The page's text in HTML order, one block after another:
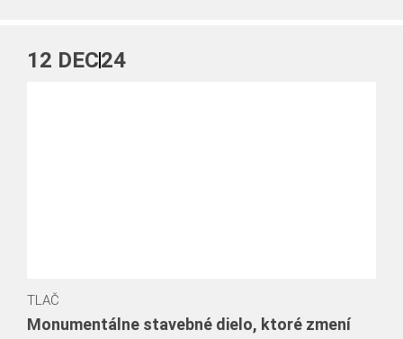
so svojou jedinečnou výstavnou sieňou.
12 DEC24
TLAČ
Monumentálne stavebné dielo, ktoré zmení